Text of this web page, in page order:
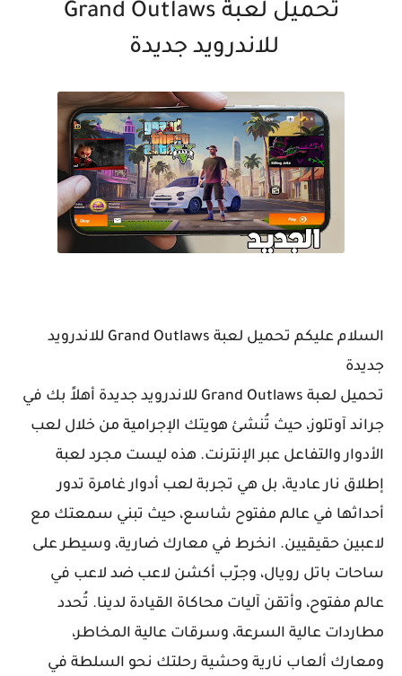
تحميل لعبة Grand Outlaws
للاندرويد جديدة
السلام عليكم تحميل لعبة Grand Outlaws للاندرويد
جديدة
تحميل لعبة Grand Outlaws للاندرويد جديدة أهلاً بك في
جراند آوتلوز، حيث تُنشئ هويتك الإجرامية من خلال لعب
الأدوار والتفاعل عبر الإنترنت. هذه ليست مجرد لعبة
إطلاق نار عادية، بل هي تجربة لعب أدوار غامرة تدور
أحداثها في عالم مفتوح شاسع، حيث تبني سمعتك مع
لاعبين حقيقيين. انخرط في معارك ضارية، وسيطر على
ساحات باتل رويال، وجرّب أكشن لاعب ضد لاعب في
عالم مفتوح، وأتقن آليات محاكاة القيادة لدينا. تُحدد
مطاردات عالية السرعة، وسرقات عالية المخاطر،
ومعارك ألعاب نارية وحشية رحلتك نحو السلطة في